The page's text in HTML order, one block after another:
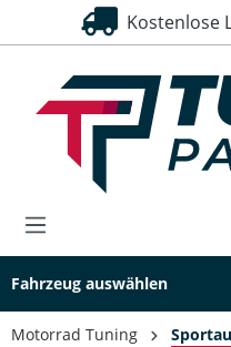
springen Kostenlose
Fahrzeug auswählen
Motorrad Tuning